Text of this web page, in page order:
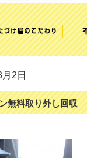
2日
無料取り外し回収